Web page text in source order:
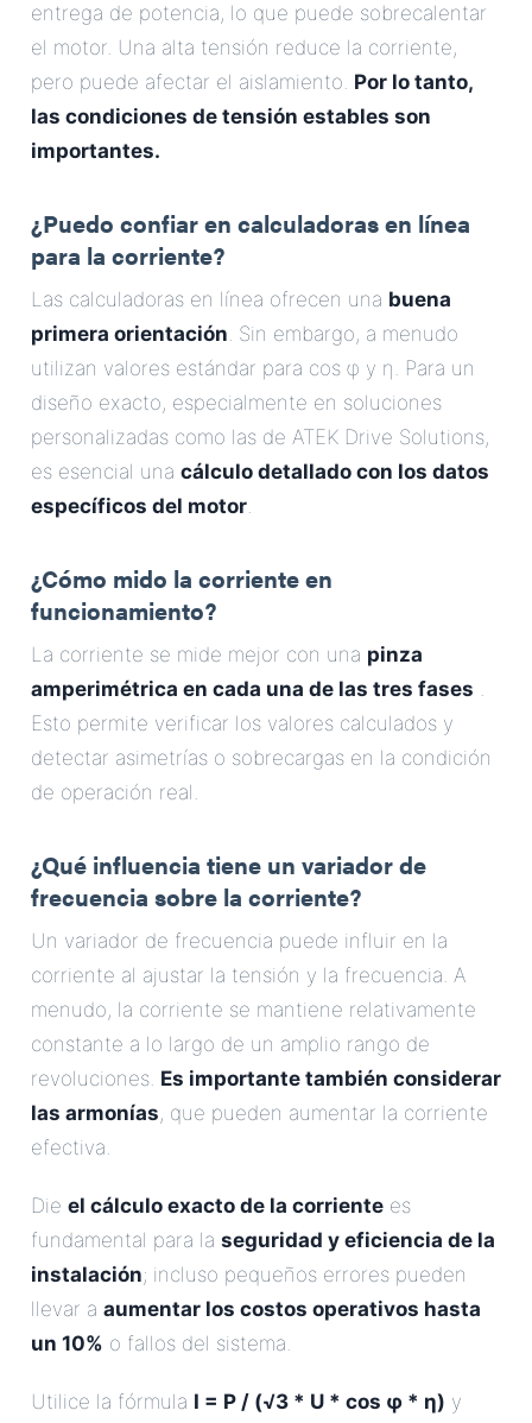
entrega de potencia, lo que puede sobrecalentar
el motor. Una alta tensión reduce la corriente,
pero puede afectar el aislamiento. Por lo tanto,
las condiciones de tensión estables son
importantes.
¿Puedo confiar en calculadoras en línea
para la corriente?
Las calculadoras en línea ofrecen una buena
primera orientación. Sin embargo, a menudo
utilizan valores estándar para cos φ y η. Para un
diseño exacto, especialmente en soluciones
personalizadas como las de ATEK Drive Solutions,
es esencial una cálculo detallado con los datos
específicos del motor.
¿Cómo mido la corriente en
funcionamiento?
La corriente se mide mejor con una pinza
amperimétrica en cada una de las tres fases .
Esto permite verificar los valores calculados y
detectar asimetrías o sobrecargas en la condición
de operación real.
¿Qué influencia tiene un variador de
frecuencia sobre la corriente?
Un variador de frecuencia puede influir en la
corriente al ajustar la tensión y la frecuencia. A
menudo, la corriente se mantiene relativamente
constante a lo largo de un amplio rango de
revoluciones. Es importante también considerar
las armonías, que pueden aumentar la corriente
efectiva.
Die el cálculo exacto de la corriente es
fundamental para la seguridad y eficiencia de la
instalación; incluso pequeños errores pueden
llevar a aumentar los costos operativos hasta
un 10% o fallos del sistema.
Utilice la fórmula I = P / (√3 * U * cos φ * η) y